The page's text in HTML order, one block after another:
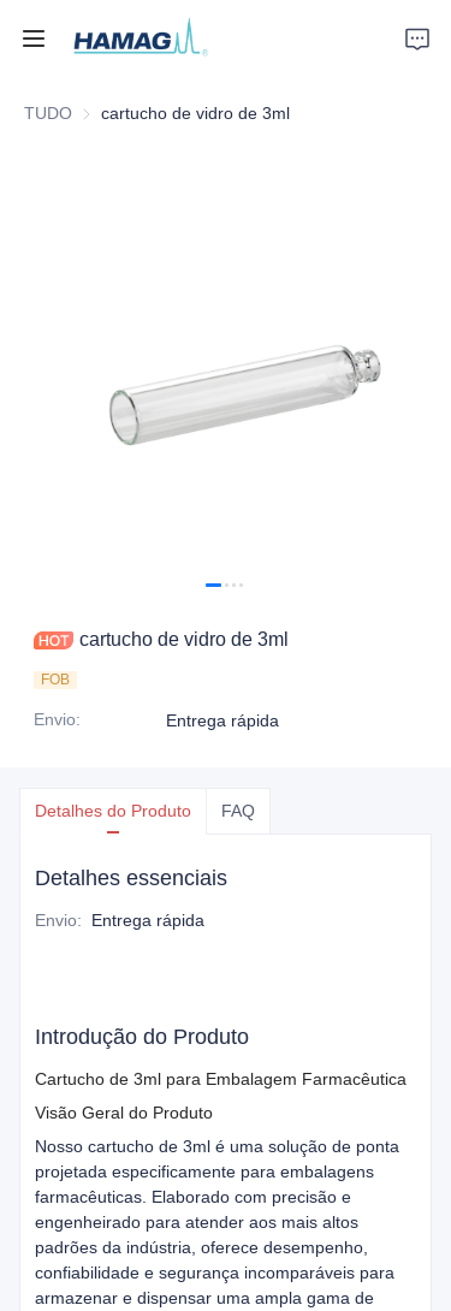
TUDO cartucho de vidro de 3ml
cartucho de vidro de 3ml
FOB
Envio: Entrega rápida
Detalhes do Produto FAQ
Detalhes essenciais
Envio: Entrega rápida
Introdução do Produto
Cartucho de 3ml para Embalagem Farmacêutica
Visão Geral do Produto
Nosso cartucho de 3ml é uma solução de ponta
projetada especificamente para embalagens
farmacêuticas. Elaborado com precisão e
engenheirado para atender aos mais altos
padrões da indústria, oferece desempenho,
confiabilidade e segurança incomparáveis para
armazenar e dispensar uma ampla gama de
Início